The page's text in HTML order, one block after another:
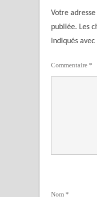
Votre
publiée. Les
indiqués avec
Commentaire *
Nom *